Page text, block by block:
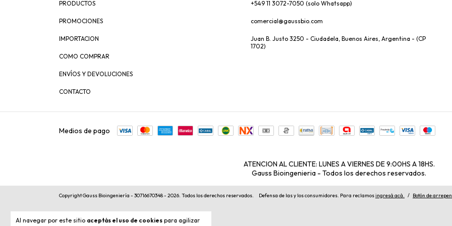
Al navegar por este sitio aceptás el uso de cookies para agilizar
PRODUCTOS
PROMOCIONES
IMPORTACION
COMO COMPRAR
ENVÍOS Y DEVOLUCIONES
CONTACTO
+549 11 3072-7050 (solo Whatsapp)
comercial@gaussbio.com
Juan B. Justo 3250 - Ciudadela, Buenos Aires, Argentina - (CP
1702)
Medios de pago
ATENCION AL CLIENTE: LUNES A VIERNES DE 9:00HS A 18HS.
Gauss Bioingenieria - Todos los derechos reservados.
Copyright Gauss Bioingeniería - 30716670348 - 2026. Todos los derechos reservados. Defensa de las y los consumidores. Para reclamosingresá acá. / Botón de